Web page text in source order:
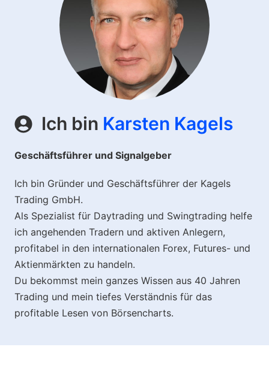
Ich bin Karsten Kagels
Geschäftsführer und Signalgeber
Ich bin Gründer und Geschäftsführer der Kagels
Trading GmbH.
Als Spezialist für Daytrading und Swingtrading helfe
ich angehenden Tradern und aktiven Anlegern,
profitabel in den internationalen Forex, Futures- und
Aktienmärkten zu handeln.
Du bekommst mein ganzes Wissen aus 40 Jahren
Trading und mein tiefes Verständnis für das
profitable Lesen von Börsencharts.